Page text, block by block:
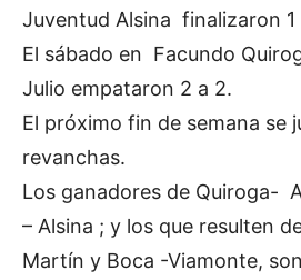
Juventud Alsina finalizaron 1
El sábado en Facundo
Julio empataron 2 a 2.
El próximo fin de semana se
revanchas.
Los ganadores de Quiroga-
– Alsina ; y los que resulten
Martín y Boca -Viamonte,